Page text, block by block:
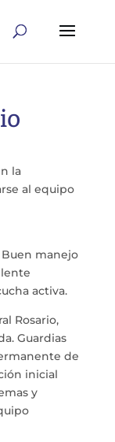
la
al equipo
manejo
activa.
Rosario,
Guardias
de
inicial
y